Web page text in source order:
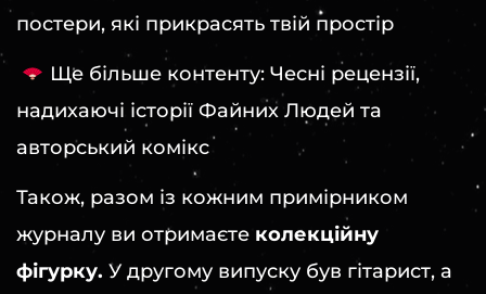
постери, які прикрасять твій простір
Ще більше контенту: Чесні рецензії,
надихаючі історії Файних Людей та
авторський комікс
Також, разом із кожним примірником
журналу ви отримаєте колекційну
фігурку. У другому випуску був гітарист, а